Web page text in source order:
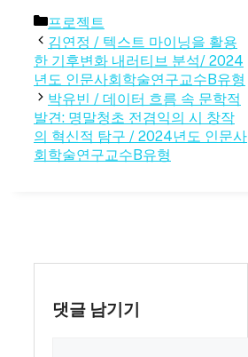
카
테
고
리
프로젝트
김연정 / 텍스트 마이닝을 활용
한 기후변화 내러티브 분석/ 2024
년도 인문사회학술연구교수B유형
박유빈 / 데이터 흐름 속 문학적
발견: 명말청초 전겸익의 시 창작
의 혁신적 탐구 / 2024년도 인문사
회학술연구교수B유형
댓글 남기기